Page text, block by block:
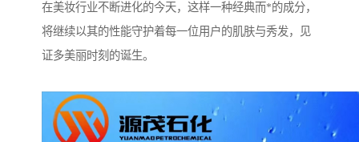
在美妆行业不断进化的今天，这样一种经典而*的成分，
将继续以其的性能守护着每一位用户的肌肤与秀发，见
证多美丽时刻的诞生。